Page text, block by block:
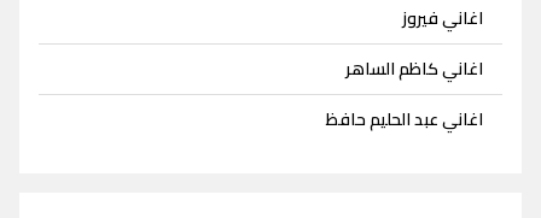
اغاني فيروز
اغاني كاظم الساهر
اغاني عبد الحليم حافظ